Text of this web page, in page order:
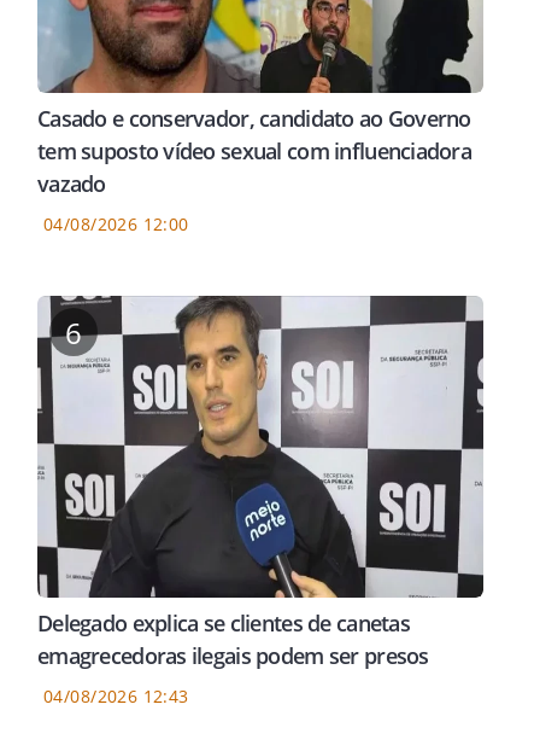
Casado e conservador, candidato ao Governo
tem suposto vídeo sexual com influenciadora
vazado
04/08/2026 12:00
6
Delegado explica se clientes de canetas
emagrecedoras ilegais podem ser presos
04/08/2026 12:43